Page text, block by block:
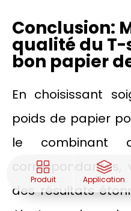
Conclusion:
qualité du
bon papier
En choisissant
poids de papier
le combinant
correspondantes,
des résultats
Produit Application